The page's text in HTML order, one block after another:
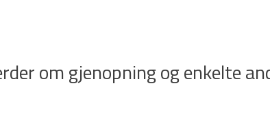
om gjenopning og enkelte